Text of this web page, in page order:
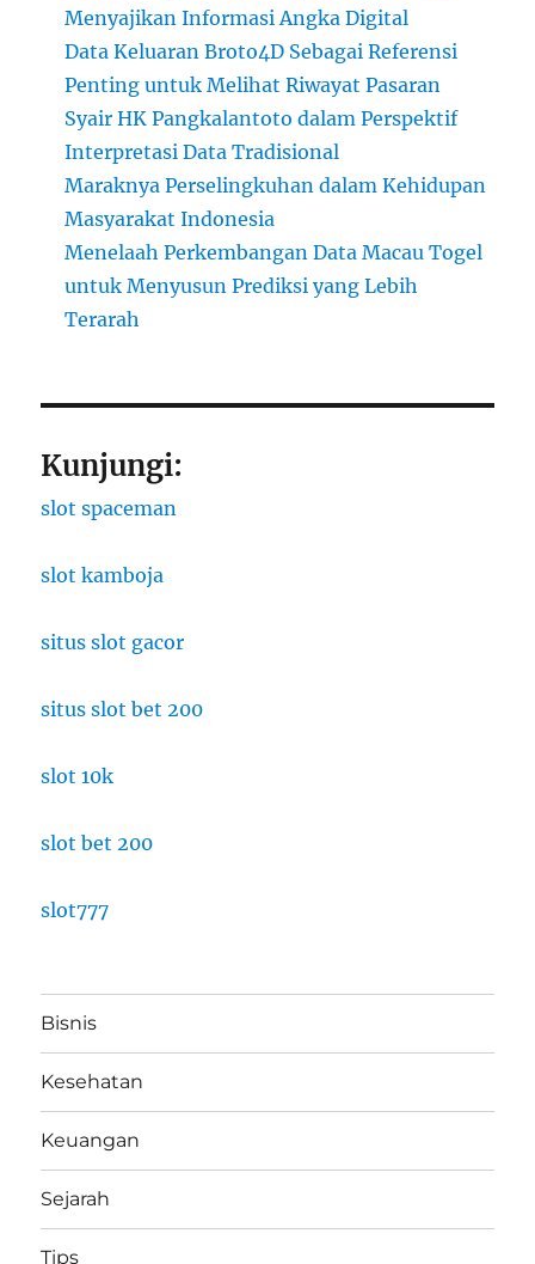
Menyajikan Informasi Angka Digital
Data Keluaran Broto4D Sebagai Referensi
Penting untuk Melihat Riwayat Pasaran
Syair HK Pangkalantoto dalam Perspektif
Interpretasi Data Tradisional
Maraknya Perselingkuhan dalam Kehidupan
Masyarakat Indonesia
Menelaah Perkembangan Data Macau Togel
untuk Menyusun Prediksi yang Lebih
Terarah
Kunjungi:
slot spaceman
slot kamboja
situs slot gacor
situs slot bet 200
slot 10k
slot bet 200
slot777
Bisnis
Kesehatan
Keuangan
Sejarah
Tips